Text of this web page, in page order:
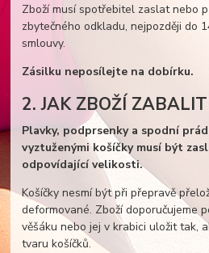
Zboží musí spotřebitel zaslat nebo
zbytečného odkladu, nejpozději do
smlouvy.
Zásilku neposílejte na dobírku.
2. JAK ZBOŽÍ ZABALIT
Plavky, podprsenky a spodní
vyztuženými košíčky musí být
odpovídající velikosti.
Košíčky nesmí být při přepravě
deformované. Zboží doporučujeme
věšáku nebo jej v krabici uložit tak,
tvaru košíčků.